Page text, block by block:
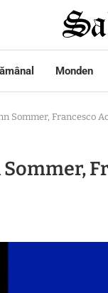
Monden
Sommer, Francesco